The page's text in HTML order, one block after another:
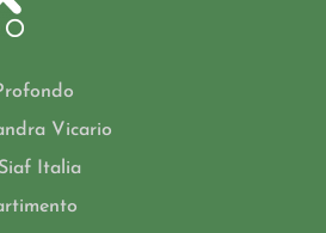
Vicario
Italia